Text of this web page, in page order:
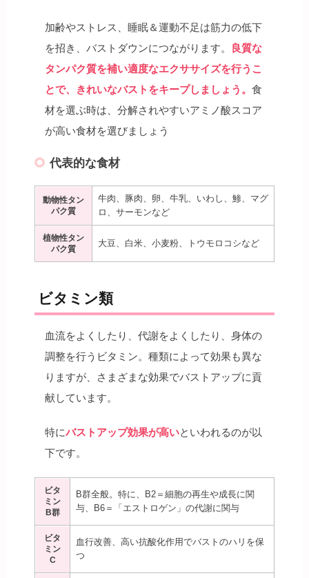
加齢やストレス、睡眠＆運動不足は筋力の低下
を招き、バストダウンにつながります。
良質な
タンパク質を補い適度なエクササイズを行うこ
とで、きれいなバストをキープしましょう。 食
材を選ぶ時は、分解されやすいアミノ酸スコア
が高い食材を選びましょう
代表的な食材
動物性タン
パク質
牛肉、豚肉、卵、牛乳、いわし、鯵、マグ
ロ、サーモンなど
植物性タン
パク質
大豆、白米、小麦粉、トウモロコシなど
ビタミン類
血流をよくしたり、代謝をよくしたり、身体の
調整を行うビタミン。種類によって効果も異な
りますが、さまざまな効果でバストアップに貢
献しています。
特にバストアップ効果が高いといわれるのが以
下です。
ビタ
ミン
B群
B群全般。特に、B2＝細胞の再生や成長に関
与、B6＝「エストロゲン」の代謝に関与
ビタ
ミン
C
血行改善、高い抗酸化作用でバストのハリを保
つ